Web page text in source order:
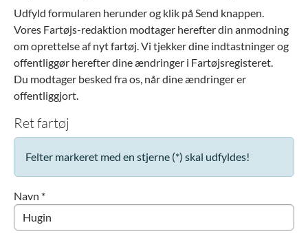
Udfyld formularen herunder og klik på Send knappen.
Vores Fartøjs-redaktion modtager herefter din anmodning
om oprettelse af nyt fartøj. Vi tjekker dine indtastninger og
offentliggør herefter dine ændringer i Fartøjsregisteret.
Du modtager besked fra os, når dine ændringer er
offentliggjort.
Ret fartøj
Felter markeret med en stjerne (*) skal udfyldes!
Navn *